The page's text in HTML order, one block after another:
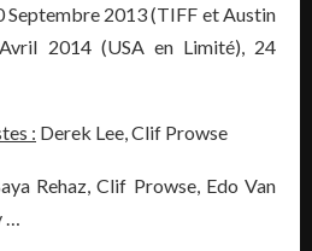
Septembre 2013 (TIFF et Austin
2014 (USA en Limité), 24
: Derek Lee, Clif Prowse
Rehaz, Clif Prowse, Edo Van
…